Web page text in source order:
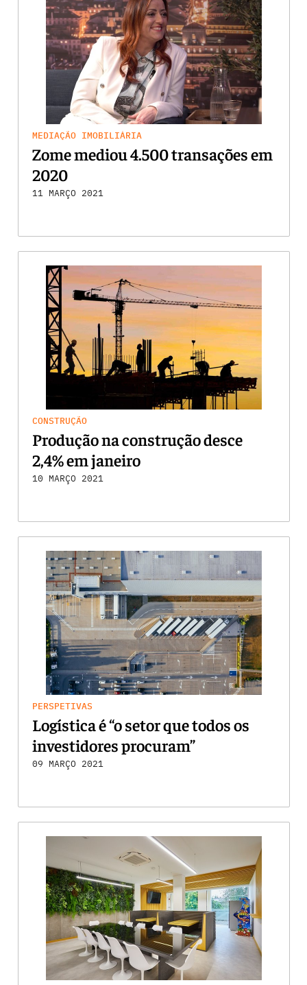
MEDIAÇÃO IMOBILIÁRIA
Zome mediou 4.500 transações em
2020
11 MARÇO 2021
CONSTRUÇÃO
Produção na construção desce
2,4% em janeiro
10 MARÇO 2021
PERSPETIVAS
Logística é “o setor que todos os
investidores procuram”
09 MARÇO 2021